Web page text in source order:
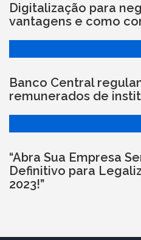
Digitalização para
vantagens e como
Banco Central
remunerados de
“Abra Sua Empresa
Definitivo para
2023!”